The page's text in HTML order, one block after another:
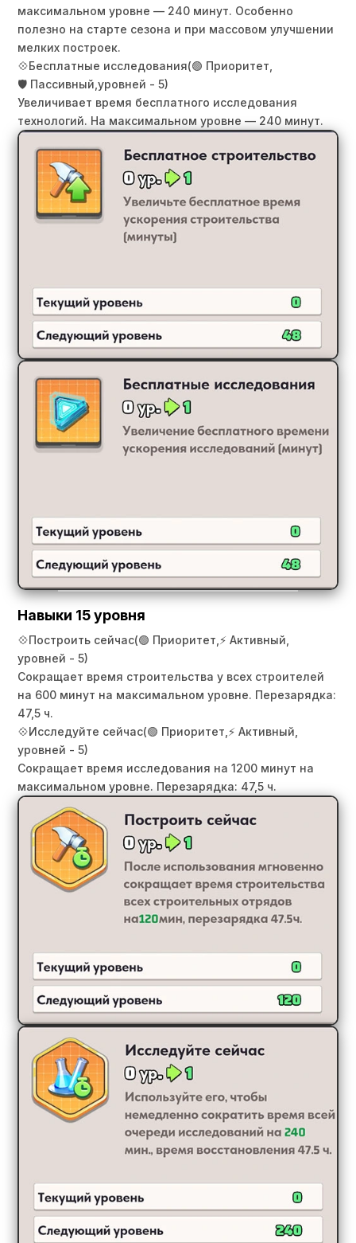
максимальном уровне — 240 минут. Особенно
полезно на старте сезона и при массовом улучшении
мелких построек.
💠Бесплатные исследования(🟢 Приоритет,
🛡️ Пассивный,уровней - 5)
Увеличивает время бесплатного исследования
технологий. На максимальном уровне — 240 минут.
Навыки 15 уровня
💠Построить сейчас(🟢 Приоритет, ⚡ Активный,
уровней - 5)
Сокращает время строительства у всех строителей
на 600 минут на максимальном уровне. Перезарядка:
47,5 ч.
💠Исследуйте сейчас(🟢 Приоритет, ⚡ Активный,
уровней - 5)
Сокращает время исследования на 1200 минут на
максимальном уровне. Перезарядка: 47,5 ч.